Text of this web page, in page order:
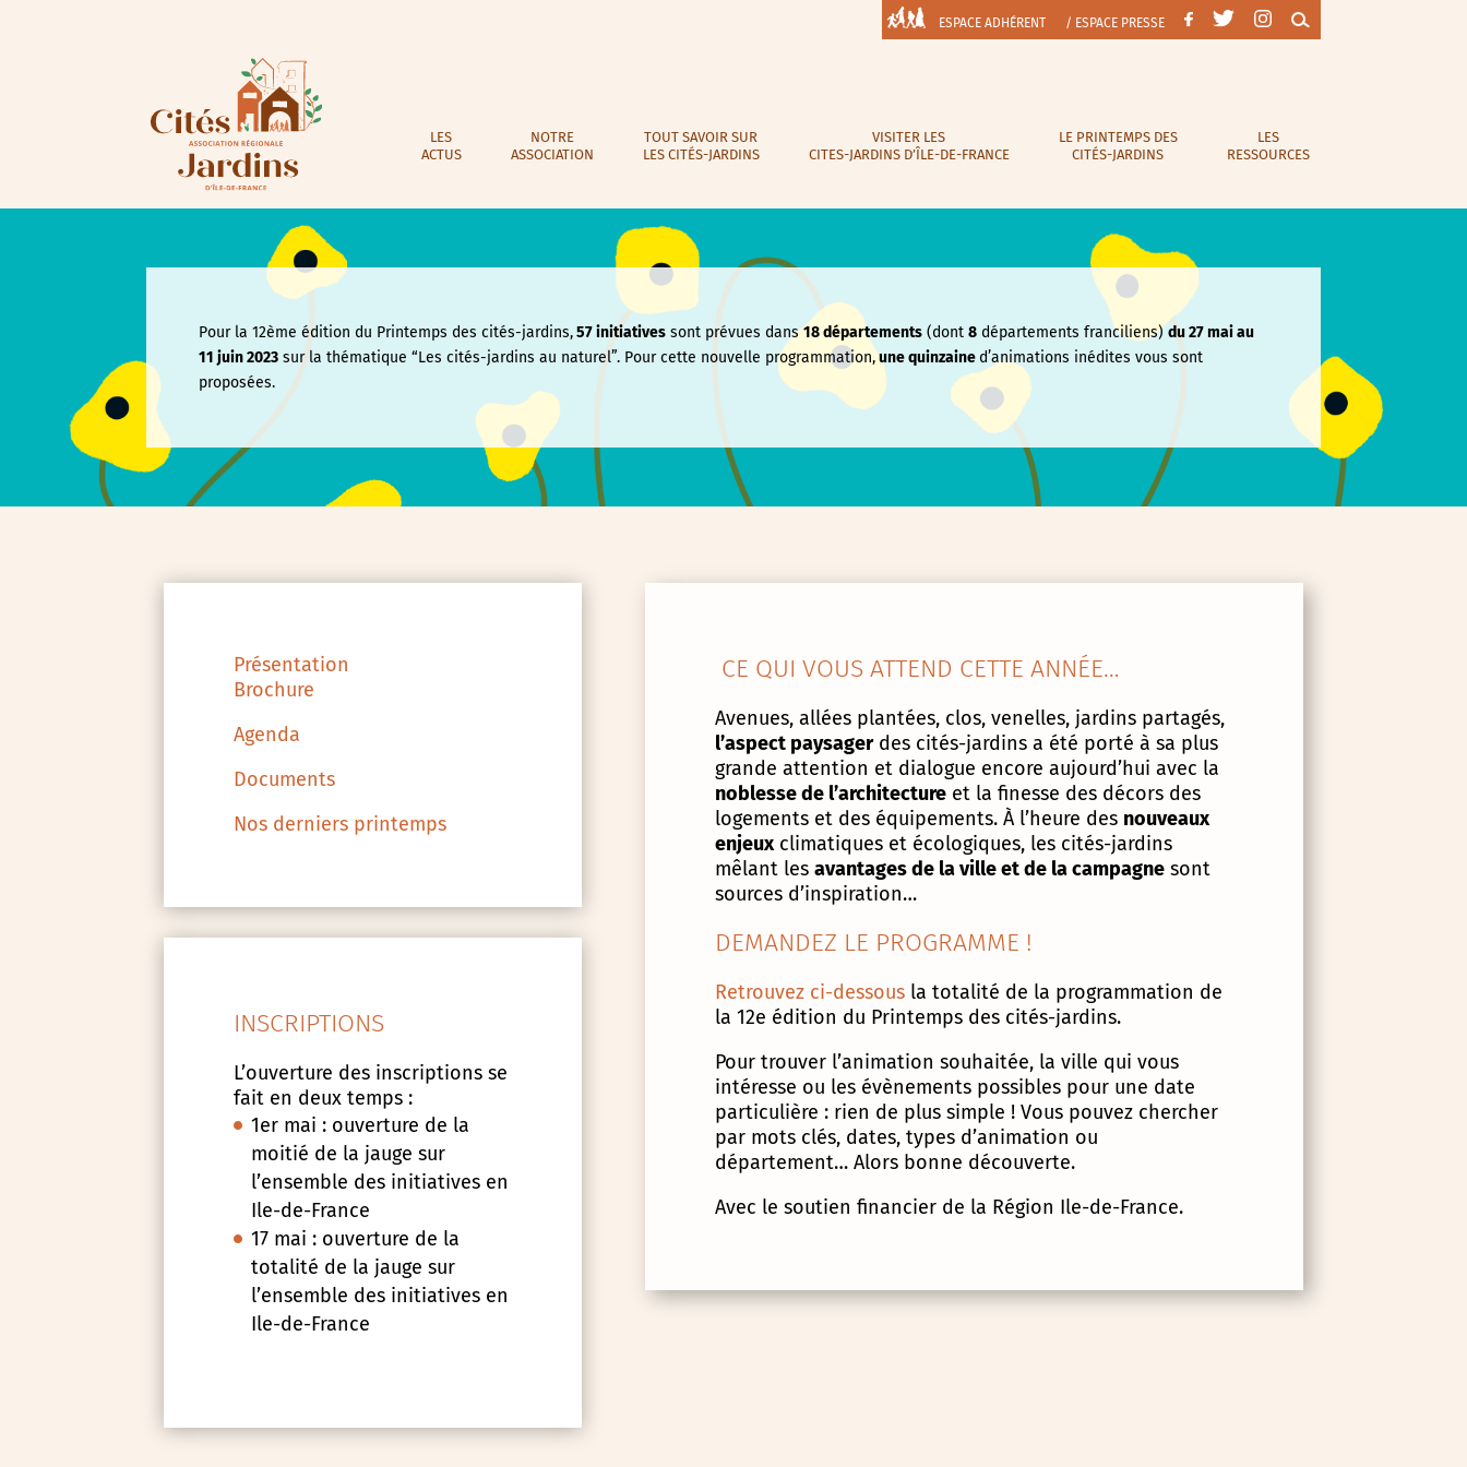
ESPACE ADHÉRENT / ESPACE PRESSE
LES
ACTUS
NOTRE
ASSOCIATION
TOUT SAVOIR SUR
LES CITÉS-JARDINS
VISITER LES
CITES-JARDINS D’ÎLE-DE-FRANCE
LE PRINTEMPS DES
CITÉS-JARDINS
LES
RESSOURCES
Pour la 12ème édition du Printemps des cités-jardins,57 initiatives sont prévues dans18 départements (dont8 départements franciliens)du 27 mai au
11 juin2023 sur la thématique “Les cités-jardins au naturel”. Pour cette nouvelle programmation,une quinzaine d’animations inédites vous sont
proposées.
Présentation
Brochure
Agenda
Documents
Nos derniers printemps
INSCRIPTIONS
L’ouverture des inscriptions se
fait en deux temps :
1er mai : ouverture de la
moitié de la jauge sur
l’ensemble des initiatives en
Ile-de-France
17 mai : ouverture de la
totalité de la jauge sur
l’ensemble des initiatives en
Ile-de-France
CE QUI VOUS ATTEND CETTE ANNÉE…
Avenues, allées plantées, clos, venelles, jardins partagés,
l’aspect paysagerdes cités-jardins a été porté à sa plus
grande attention et dialogue encore aujourd’hui avec la
noblesse de l’architectureet la finesse des décors des
logements et des équipements. À l’heure des nouveaux
enjeuxclimatiques et écologiques, les cités-jardins
mêlant les avantages de la ville et de la campagnesont
sources d’inspiration…
DEMANDEZ LE PROGRAMME !
Retrouvez ci-dessousla totalité de la programmation de
la 12e édition du Printemps des cités-jardins.
Pour trouver l’animation souhaitée, la ville qui vous
intéresse ou les évènements possibles pour une date
particulière : rien de plus simple ! Vous pouvez chercher
par mots clés, dates, types d’animation ou
département… Alors bonne découverte.
Avec le soutien financier de la Région Ile-de-France.